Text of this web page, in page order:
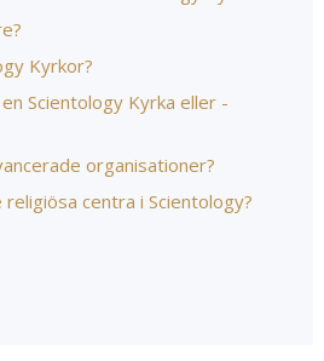
Kyrkor?
Scientology Kyrka eller -
organisationer?
centra i Scientology?